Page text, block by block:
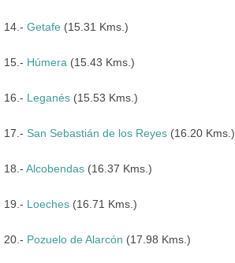
14.- Getafe (15.31 Kms.)
15.- Húmera (15.43 Kms.)
16.- Leganés (15.53 Kms.)
17.- San Sebastián de los Reyes (16.20 Kms.)
18.- Alcobendas (16.37 Kms.)
19.- Loeches (16.71 Kms.)
20.- Pozuelo de Alarcón (17.98 Kms.)